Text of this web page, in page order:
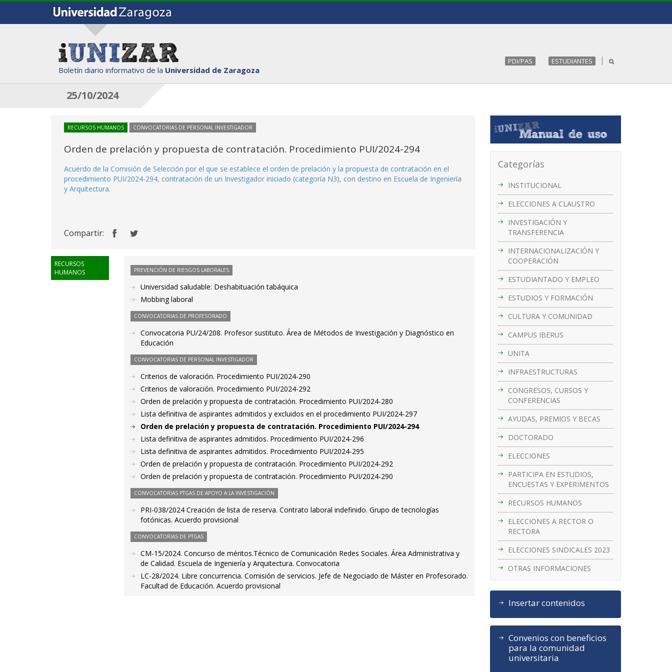
Boletín diario informativo de la Universidad de Zaragoza
PDI/PAS ESTUDIANTES
25/10/2024
Categorías
INSTITUCIONAL
ELECCIONES A CLAUSTRO
INVESTIGACIÓN Y
TRANSFERENCIA
INTERNACIONALIZACIÓN Y
COOPERACIÓN
ESTUDIANTADO Y EMPLEO
ESTUDIOS Y FORMACIÓN
CULTURA Y COMUNIDAD
CAMPUS IBERUS
UNITA
INFRAESTRUCTURAS
CONGRESOS, CURSOS Y
CONFERENCIAS
AYUDAS, PREMIOS Y BECAS
DOCTORADO
ELECCIONES
PARTICIPA EN ESTUDIOS,
ENCUESTAS Y EXPERIMENTOS
RECURSOS HUMANOS
ELECCIONES A RECTOR O
RECTORA
ELECCIONES SINDICALES 2023
OTRAS INFORMACIONES
Insertar contenidos
Convenios con beneficios
para la comunidad
universitaria
RECURSOS HUMANOS CONVOCATORIAS DE PERSONAL INVESTIGADOR
Orden de prelación y propuesta de contratación. Procedimiento PUI/2024-294
Acuerdo de la Comisión de Selección por el que se establece el orden de prelación y la propuesta de contratación en el
procedimiento PUI/2024-294, contratación de un Investigador iniciado (categoría N3), con destino en Escuela de Ingeniería
y Arquitectura.
Compartir:
RECURSOS
HUMANOS
PREVENCIÓN DE RIESGOS LABORALES
Universidad saludable: Deshabituación tabáquica
Mobbing laboral
CONVOCATORIAS DE PROFESORADO
Convocatoria PU/24/208. Profesor sustituto. Área de Métodos de Investigación y Diagnóstico en
Educación
CONVOCATORIAS DE PERSONAL INVESTIGADOR
Criterios de valoración. Procedimiento PUI/2024-290
Criterios de valoración. Procedimiento PUI/2024-292
Orden de prelación y propuesta de contratación. Procedimiento PUI/2024-280
Lista definitiva de aspirantes admitidos y excluidos en el procedimiento PUI/2024-297
Orden de prelación y propuesta de contratación. Procedimiento PUI/2024-294
Lista definitiva de aspirantes admitidos. Procedimiento PUI/2024-296
Lista definitiva de aspirantes admitidos. Procedimiento PUI/2024-295
Orden de prelación y propuesta de contratación. Procedimiento PUI/2024-292
Orden de prelación y propuesta de contratación. Procedimiento PUI/2024-290
CONVOCATORIAS PTGAS DE APOYO A LA INVESTIGACIÓN
PRI-038/2024 Creación de lista de reserva. Contrato laboral indefinido. Grupo de tecnologías
fotónicas. Acuerdo provisional
CONVOCATORIAS DE PTGAS
CM-15/2024. Concurso de méritos.Técnico de Comunicación Redes Sociales. Área Administrativa y
de Calidad. Escuela de Ingeniería y Arquitectura. Convocatoria
LC-28/2024. Libre concurrencia. Comisión de servicios. Jefe de Negociado de Máster en Profesorado.
Facultad de Educación. Acuerdo provisional